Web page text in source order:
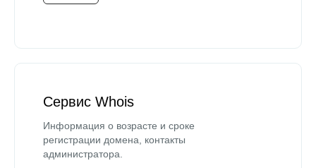
Сервис Whois
Информация о возрасте и сроке
регистрации домена, контакты
администратора.